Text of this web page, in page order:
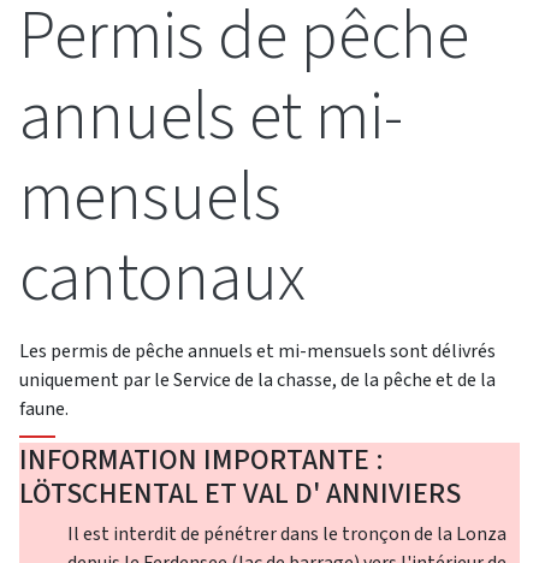
Permis de pêche
annuels et mi-
mensuels
cantonaux
Les permis de pêche annuels et mi-mensuels sont délivrés
uniquement par le Service de la chasse, de la pêche et de la
faune.
INFORMATION IMPORTANTE :
LÖTSCHENTAL ET VAL D' ANNIVIERS
Il est interdit de pénétrer dans le tronçon de la Lonza